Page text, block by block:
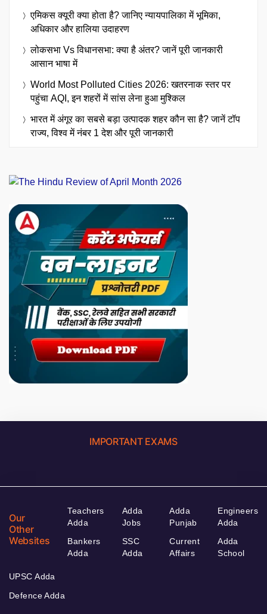
एमिकस क्यूरी क्या होता है? जानिए न्यायपालिका में भूमिका,
अधिकार और हालिया उदाहरण
लोकसभा Vs विधानसभा: क्या है अंतर? जानें पूरी जानकारी
आसान भाषा में
World Most Polluted Cities 2026: खतरनाक स्तर पर
पहुंचा AQI, इन शहरों में सांस लेना हुआ मुश्किल
भारत में अंगूर का सबसे बड़ा उत्पादक शहर कौन सा है? जानें टॉप
राज्य, विश्व में नंबर 1 देश और पूरी जानकारी
IMPORTANT EXAMS
Our
Other
Websites
Teachers
Adda
Bankers
Adda
Adda
Jobs
SSC
Adda
Adda
Punjab
Current
Affairs
Engineers
Adda
Adda
School
UPSC Adda
Defence Adda